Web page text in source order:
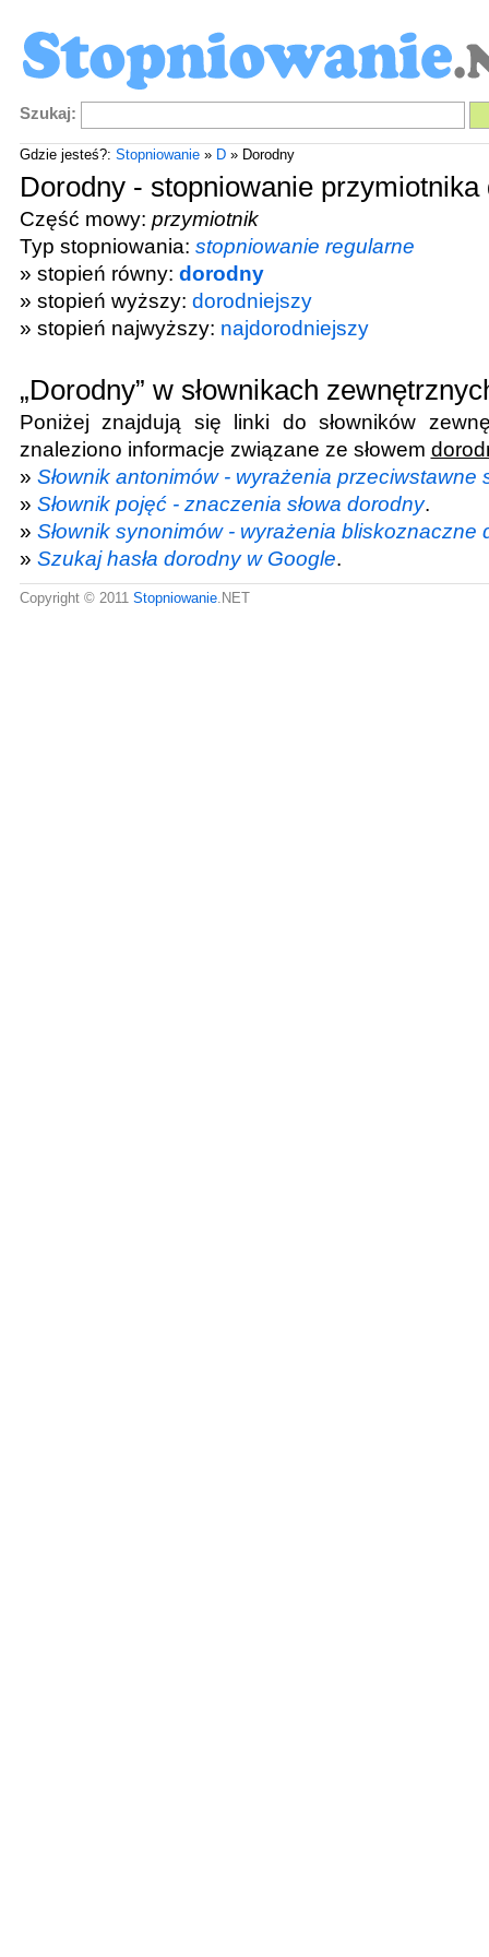
Szukaj:
Gdzie jesteś?: Stopniowanie» D» Dorodny
Dorodny - stopniowanie przymiotnika
Część mowy: przymiotnik
Typ stopniowania: stopniowanie regularne
» stopień równy: dorodny
» stopień wyższy: dorodniejszy
» stopień najwyższy: najdorodniejszy
„Dorodny” w słownikach
Poniżej znajdują się linki do słowników
znaleziono informacje związane ze słowem
» Słownik antonimów - wyrażenia przeciwstawne
» Słownik pojęć - znaczenia słowa dorodny.
» Słownik synonimów - wyrażenia bliskoznaczne
» Szukaj hasła dorodny w Google.
Copyright © 2011 Stopniowanie.NET